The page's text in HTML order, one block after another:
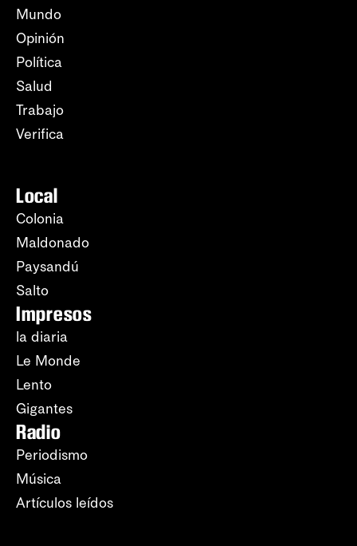
Mundo
Opinión
Política
Salud
Trabajo
Verifica
Local
Colonia
Maldonado
Paysandú
Salto
Impresos
la diaria
Le Monde
Lento
Gigantes
Radio
Periodismo
Música
Artículos leídos